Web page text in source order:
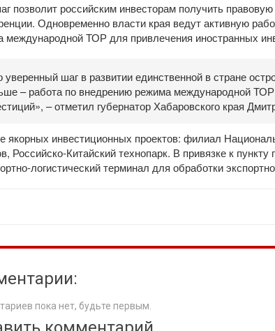
позволит российским инвесторам получить
Одновременно власти края ведут активную
международной ТОР для привлечения иностранных
уверенный шаг в развитии единственной в стране
– работа по внедрению режима международной
– отметил губернатор Хабаровского края
якорных инвестиционных проектов: филиал
Российско-Китайский технопарк. В привязке к
логистический терминал для обработки
пока нет, будьте первым.